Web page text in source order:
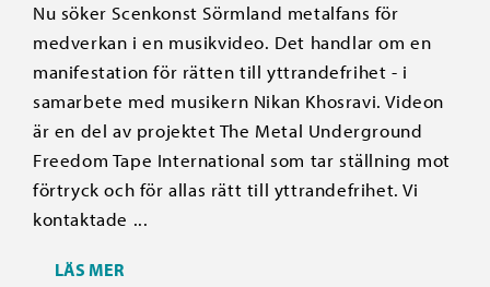
Nu söker Scenkonst Sörmland metalfans för
medverkan i en musikvideo. Det handlar om en
manifestation för rätten till yttrandefrihet - i
samarbete med musikern Nikan Khosravi. Videon
är en del av projektet The Metal Underground
Freedom Tape International som tar ställning mot
förtryck och för allas rätt till yttrandefrihet. Vi
kontaktade ...
LÄS MER